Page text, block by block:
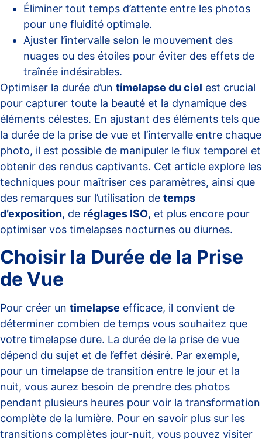
Éliminer tout temps d’attente entre les photos
pour une fluidité optimale.
Ajuster l’intervalle selon le mouvement des
nuages ou des étoiles pour éviter des effets de
traînée indésirables.
Optimiser la durée d’un timelapse du ciel est crucial
pour capturer toute la beauté et la dynamique des
éléments célestes. En ajustant des éléments tels que
la durée de la prise de vue et l’intervalle entre chaque
photo, il est possible de manipuler le flux temporel et
obtenir des rendus captivants. Cet article explore les
techniques pour maîtriser ces paramètres, ainsi que
des remarques sur l’utilisation de temps
d’exposition, de réglages ISO, et plus encore pour
optimiser vos timelapses nocturnes ou diurnes.
Choisir la Durée de la Prise
de Vue
Pour créer un timelapse efficace, il convient de
déterminer combien de temps vous souhaitez que
votre timelapse dure. La durée de la prise de vue
dépend du sujet et de l’effet désiré. Par exemple,
pour un timelapse de transition entre le jour et la
nuit, vous aurez besoin de prendre des photos
pendant plusieurs heures pour voir la transformation
complète de la lumière. Pour en savoir plus sur les
transitions complètes jour-nuit, vous pouvez visiter